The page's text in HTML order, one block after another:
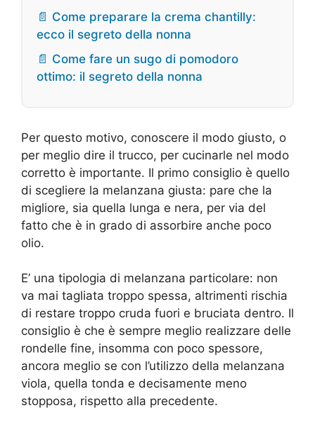
📄 Come preparare la crema chantilly:
ecco il segreto della nonna
📄 Come fare un sugo di pomodoro
ottimo: il segreto della nonna
Per questo motivo, conoscere il modo giusto, o
per meglio dire il trucco, per cucinarle nel modo
corretto è importante. Il primo consiglio è quello
di scegliere la melanzana giusta: pare che la
migliore, sia quella lunga e nera, per via del
fatto che è in grado di assorbire anche poco
olio.
E’ una tipologia di melanzana particolare: non
va mai tagliata troppo spessa, altrimenti rischia
di restare troppo cruda fuori e bruciata dentro. Il
consiglio è che è sempre meglio realizzare delle
rondelle fine, insomma con poco spessore,
ancora meglio se con l’utilizzo della melanzana
viola, quella tonda e decisamente meno
stopposa, rispetto alla precedente.